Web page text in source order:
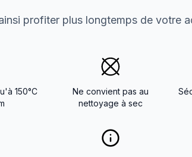
profiter plus longtemps de votre
150°C
Ne convient pas au
nettoyage à sec